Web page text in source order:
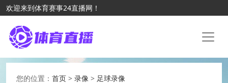
欢迎来到体育赛事24直播网！
您的位置： 首页 > 录像 > 足球录像